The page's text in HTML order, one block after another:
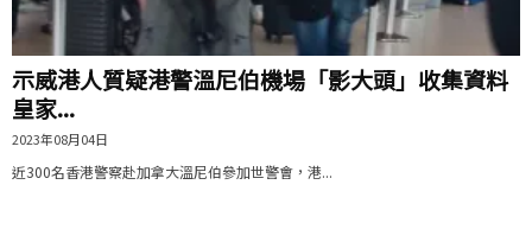
示威港人質疑港警溫尼伯機場「影大頭」收集資料
皇家...
2023年08月04日
近300名香港警察赴加拿大溫尼伯參加世警會，港...